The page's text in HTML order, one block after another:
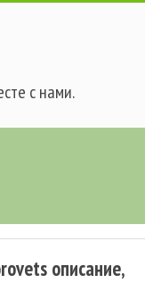
с нами.
описание,